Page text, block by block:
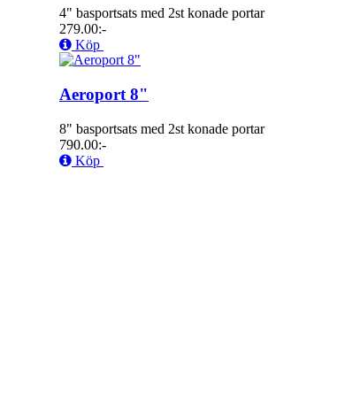
4" basportsats med 2st konade portar
279.00:-
Köp
Aeroport 8"
8" basportsats med 2st konade portar
790.00:-
Köp